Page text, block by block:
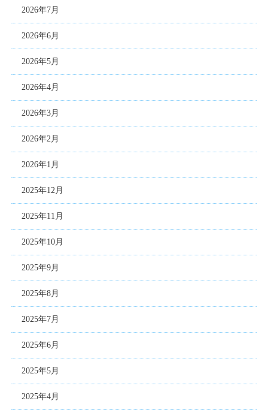
2026年7月
2026年6月
2026年5月
2026年4月
2026年3月
2026年2月
2026年1月
2025年12月
2025年11月
2025年10月
2025年9月
2025年8月
2025年7月
2025年6月
2025年5月
2025年4月